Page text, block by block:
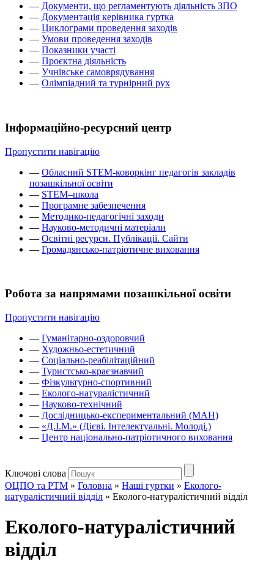
— Документи, що регламентують діяльність ЗПО
— Документація керівника гуртка
— Циклограми проведення заходів
— Умови проведення заходів
— Показники участі
— Проєктна діяльність
— Учнівське самоврядування
— Олімпіадний та турнірний рух
Інформаційно-ресурсний центр
Пропустити навігацію
— Обласний STEM-коворкінг педагогів закладів
позашкільної освіти
— STEM–школа
— Програмне забезпечення
— Методико-педагогічні заходи
— Науково-методичні матеріали
— Освітні ресурси. Публікації. Сайти
— Громадянсько-патріотичне виховання
Робота за напрямами позашкільної освіти
Пропустити навігацію
— Гуманітарно-оздоровчий
— Художньо-естетичний
— Соціально-реабілітаційний
— Туристсько-краєзнавчий
— Фізкультурно-спортивний
— Еколого-натуралістичний
— Науково-технічний
— Дослідницько-експериментальний (МАН)
— «Д.І.М.» (Дієві. Інтелектуальні. Молоді.)
— Центр національно-патріотичного виховання
Ключові слова
ОЦПО та РТМ » Головна » Наші гуртки » Еколого-
натуралістичний відділ » Еколого-натуралістичний відділ
Еколого-натуралістичний
відділ